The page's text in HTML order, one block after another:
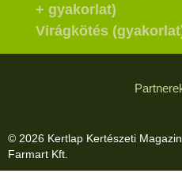
+ gyakorlat)
Virágkötés
© 2026 Kertlap Kertészeti
Farmart Kft.